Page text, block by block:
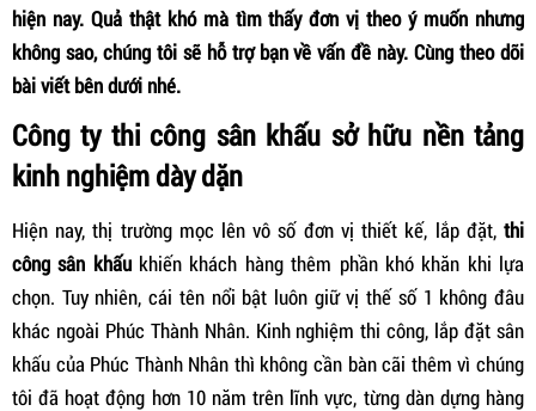
hiện nay. Quả thật khó mà tìm thấy đơn vị theo ý muốn nhưng
không sao, chúng tôi sẽ hỗ trợ bạn về vấn đề này. Cùng theo dõi
bài viết bên dưới nhé.
Công ty thi công sân khấu sở hữu nền tảng
kinh nghiệm dày dặn
Hiện nay, thị trường mọc lên vô số đơn vị thiết kế, lắp đặt, thi
công sân khấu khiến khách hàng thêm phần khó khăn khi lựa
chọn. Tuy nhiên, cái tên nổi bật luôn giữ vị thế số 1 không đâu
khác ngoài Phúc Thành Nhân. Kinh nghiệm thi công, lắp đặt sân
khấu của Phúc Thành Nhân thì không cần bàn cãi thêm vì chúng
tôi đã hoạt động hơn 10 năm trên lĩnh vực, từng dàn dựng hàng